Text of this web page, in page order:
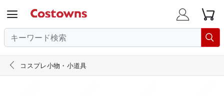
  

 コスプレ小物・小道具